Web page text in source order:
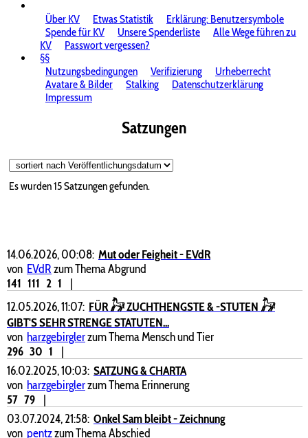
Über KV
Etwas Statistik
Erklärung: Benutzersymbole
Spende für KV
Unsere Spenderliste
Alle Wege führen zu
KV
Passwort vergessen?
§§
Nutzungsbedingungen
Verifizierung
Urheberrecht
Avatare & Bilder
Stalking
Datenschutzerklärung
Impressum
Satzungen
Es wurden 15 Satzungen gefunden.
14.06.2026, 00:08: Mut oder Feigheit - EVdR
von EVdRzum Thema Abgrund
141 111 2 1
|
12.05.2026, 11:07: FÜR 𓃗 ZUCHTHENGSTE & -STUTEN 𓃗
GIBT'S SEHR STRENGE STATUTEN...
von harzgebirglerzum Thema Mensch und Tier
296 30 1
|
16.02.2025, 10:03: SATZUNG & CHARTA
von harzgebirglerzum Thema Erinnerung
57 79
|
03.07.2024, 21:58: Onkel Sam bleibt - Zeichnung
von pentzzum Thema Abschied